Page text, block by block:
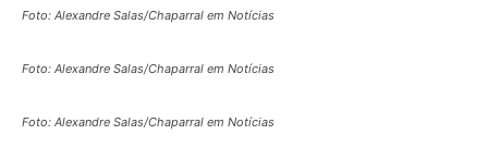
Foto: Alexandre Salas/Chaparral em Notícias
Foto: Alexandre Salas/Chaparral em Notícias
Foto: Alexandre Salas/Chaparral em Notícias